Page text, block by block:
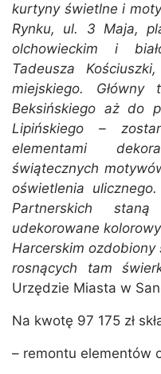
kurtyny świetlne i
Rynku, ul. 3 Maja,
olchowieckim i
Tadeusza
miejskiego.
Beksińskiego aż do
Lipińskiego –
elementami
świątecznych
oświetlenia
Partnerskich
udekorowane
Harcerskim ozdobiony
rosnących tam
Urzędzie Miasta w
Na kwotę 97 175 zł
– remontu elementów